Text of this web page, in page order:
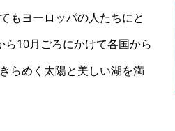
もヨーロッパの人たちにと
10月ごろにかけて各国から
らめく太陽と美しい湖を満